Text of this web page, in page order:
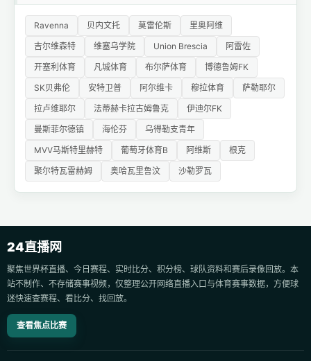
Ravenna 贝内文托 莫雷伦斯
里奥阿维
吉尔维森特
维塞乌学院 Union Brescia
阿雷佐
开塞利体育
凡城体育 布尔萨体育
博德鲁姆FK
SK贝弗伦
安特卫普 阿尔维卡 穆拉体育
萨勒耶尔
拉卢维耶尔
法蒂赫卡拉古姆鲁克
伊迪尔FK
曼斯菲尔德镇
海伦芬
乌得勒支青年
MVV马斯特里赫特
葡萄牙体育B 阿维斯
根克
聚尔特瓦雷赫姆
奥哈瓦里鲁汶 沙勒罗瓦
24直播网
聚焦世界杯直播、今日赛程、实时比分、积分榜、球队资料和赛后录像回放。本
站不制作、不存储赛事视频，仅整理公开网络直播入口与体育赛事数据，方便球
迷快速查赛程、看比分、找回放。
查看焦点比赛